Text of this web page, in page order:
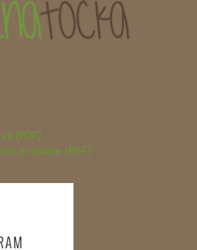
(PDF)
in solate (PDF)